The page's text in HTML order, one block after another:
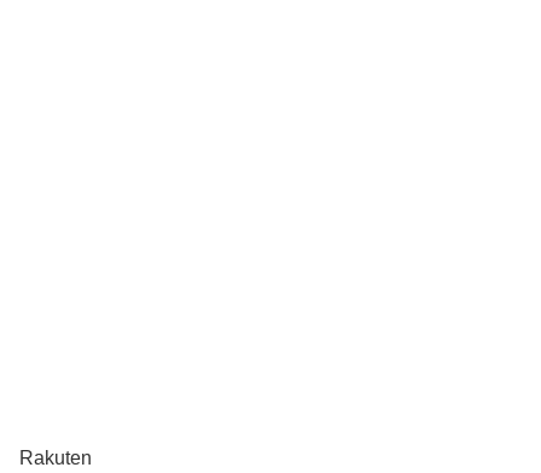
Rakuten